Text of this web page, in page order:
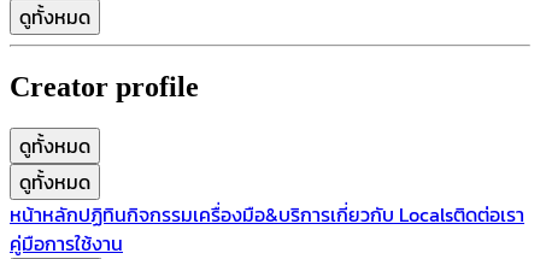
ดูทั้งหมด
Creator profile
ดูทั้งหมด
ดูทั้งหมด
หน้าหลักปฏิทินกิจกรรมเครื่องมือ&บริการเกี่ยวกับ Localsติดต่อเรา
คู่มือการใช้งาน